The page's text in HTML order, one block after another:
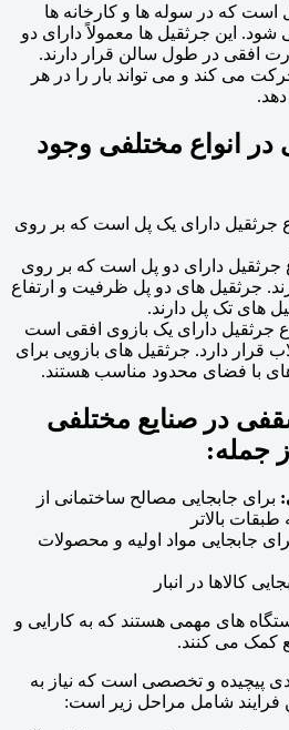
است که در سوله ها و کارخانه ها
شود. این جرثقیل ها معمولاً دارای دو
افقی در طول سالن قرار دارند.
می کند و می تواند بار را در هر
در انواع مختلفی وجود
جرثقیل دارای یک پل است که بر روی
جرثقیل دارای دو پل است که بر روی
جرثقیل های دو پل ظرفیت و ارتفاع
های تک پل دارند.
جرثقیل دارای یک بازوی افقی است
قرار دارد. جرثقیل های بازویی برای
های با فضای محدود مناسب هستند.
در صنایع مختلفی
جمله:
برای جابجایی مصالح ساختمانی از
طبقات بالاتر
جابجایی مواد اولیه و محصولات
کالاها در انبار
های مهمی هستند که به کارایی و
کمک می کنند.
پیچیده و تخصصی است که نیاز به
فرایند شامل مراحل زیر است: